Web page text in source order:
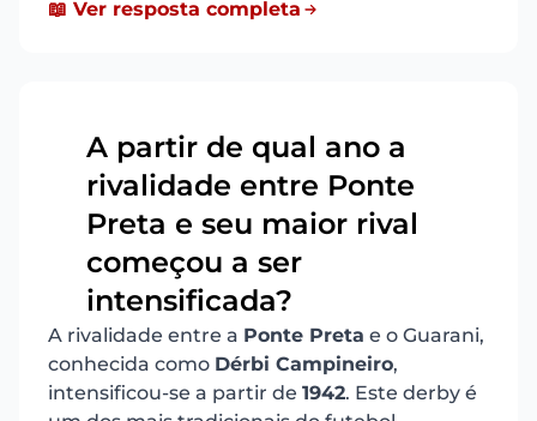
📖 Ver resposta completa
A partir de qual ano a
rivalidade entre Ponte
Preta e seu maior rival
começou a ser
intensificada?
A rivalidade entre a Ponte Preta e o Guarani,
conhecida como Dérbi Campineiro,
intensificou-se a partir de 1942. Este derby é